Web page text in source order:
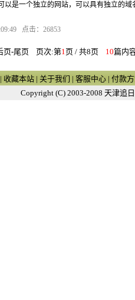
以是一个独立的网站，可以具有独立的域
点击：26853
页-尾页 页次:第1页 / 共8页 10篇内
收藏本站 | 关于我们 | 客服中心 | 付款
Copyright (C) 2003-2008 天津追